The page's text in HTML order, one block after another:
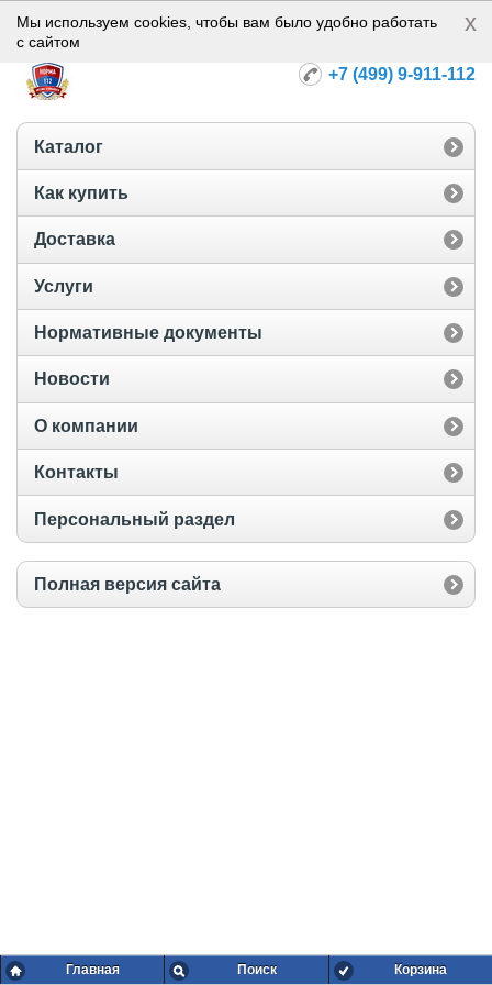
Норма-112
+7 (499) 9-911-112
Каталог
Как купить
Доставка
Услуги
Нормативные документы
Новости
О компании
Контакты
Персональный раздел
Полная версия сайта
Главная Поиск Корзина
Мы используем cookies, чтобы вам было удобно работать
с сайтом
x